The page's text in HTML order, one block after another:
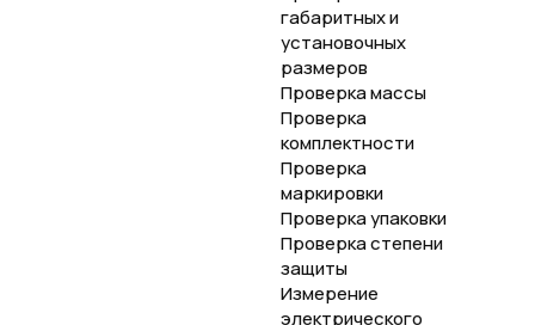
габаритных и
установочных
размеров
Проверка массы
Проверка
комплектности
Проверка
маркировки
Проверка упаковки
Проверка степени
защиты
Измерение
электрического